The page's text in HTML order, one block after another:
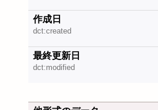
作成日
dct:created
最終更新日
dct:modified